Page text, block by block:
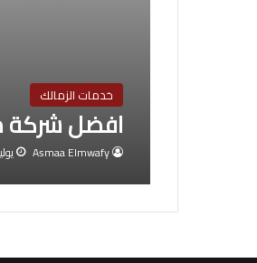
خدمات الزمالك
افضل شركة
Asmaa Elmwafy يوليو